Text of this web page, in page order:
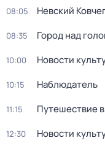
08:05 Невский
08:35 Город над
10:00 Новости
10:15 Наблюдатель
11:15 Путешествие
12:30 Новости